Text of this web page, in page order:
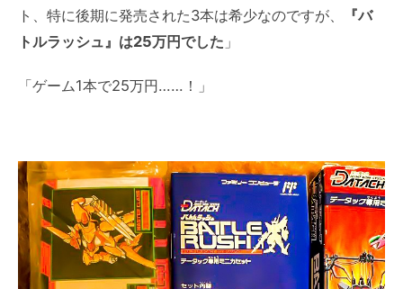
ト、特に後期に発売された3本は希少なのですが、
『バ
トルラッシュ』は25万円でした 」
「ゲーム1本で25万円……！」